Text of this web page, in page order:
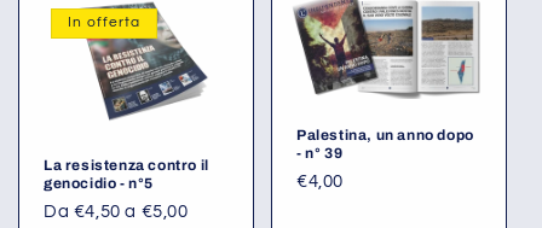
In offerta
La resistenza contro il
genocidio - n°5
Da €4,50 a €5,00
Palestina, un anno dopo
- n° 39
€4,00